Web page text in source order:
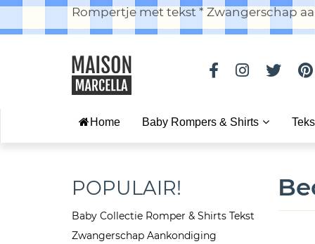
Rompertje met tekst * Zwangerschap
Home Baby Rompers & Shirts
POPULAIR!
Baby Collectie Romper & Shirts Tekst
Zwangerschap Aankondiging